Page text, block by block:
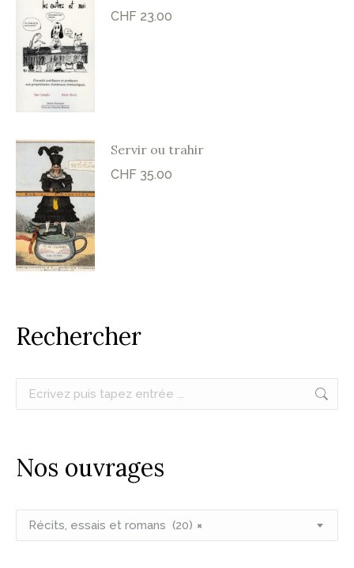
CHF 23.00
Servir ou trahir
CHF 35.00
Rechercher
Recherche
:
Nos ouvrages
×
Récits, essais et romans (20)